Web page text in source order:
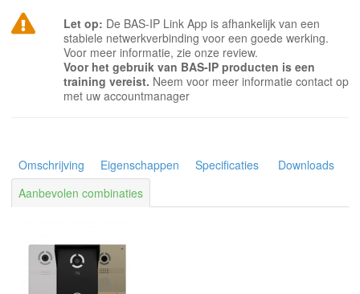
Let op: De BAS-IP Link App is afhankelijk van een
stabiele netwerkverbinding voor een goede werking.
Voor meer informatie, zie onze review.
Voor het gebruik van BAS-IP producten is een
training vereist. Neem voor meer informatie contact op
met uw accountmanager
Omschrijving Eigenschappen Specificaties
Downloads
Aanbevolen combinaties